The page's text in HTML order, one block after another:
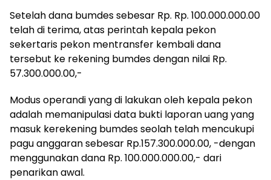
Setelah dana bumdes sebesar Rp. Rp. 100.000.000.00
telah di terima, atas perintah kepala pekon
sekertaris pekon mentransfer kembali dana
tersebut ke rekening bumdes dengan nilai Rp.
57.300.000.00,-
Modus operandi yang di lakukan oleh kepala pekon
adalah memanipulasi data bukti laporan uang yang
masuk kerekening bumdes seolah telah mencukupi
pagu anggaran sebesar Rp.157.300.000.00, -dengan
menggunakan dana Rp. 100.000.000.00,- dari
penarikan awal.